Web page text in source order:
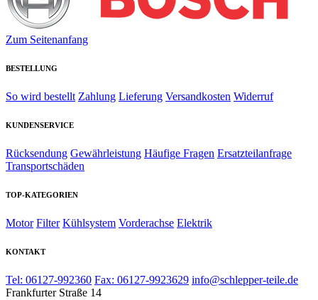
Zum Seitenanfang
BESTELLUNG
So wird bestellt Zahlung Lieferung Versandkosten Widerruf
KUNDENSERVICE
Rücksendung Gewährleistung Häufige Fragen Ersatzteilanfrage
Transportschäden
TOP-KATEGORIEN
Motor Filter Kühlsystem Vorderachse Elektrik
KONTAKT
Tel: 06127-992360 Fax: 06127-9923629 info@schlepper-teile.de
Frankfurter Straße 14